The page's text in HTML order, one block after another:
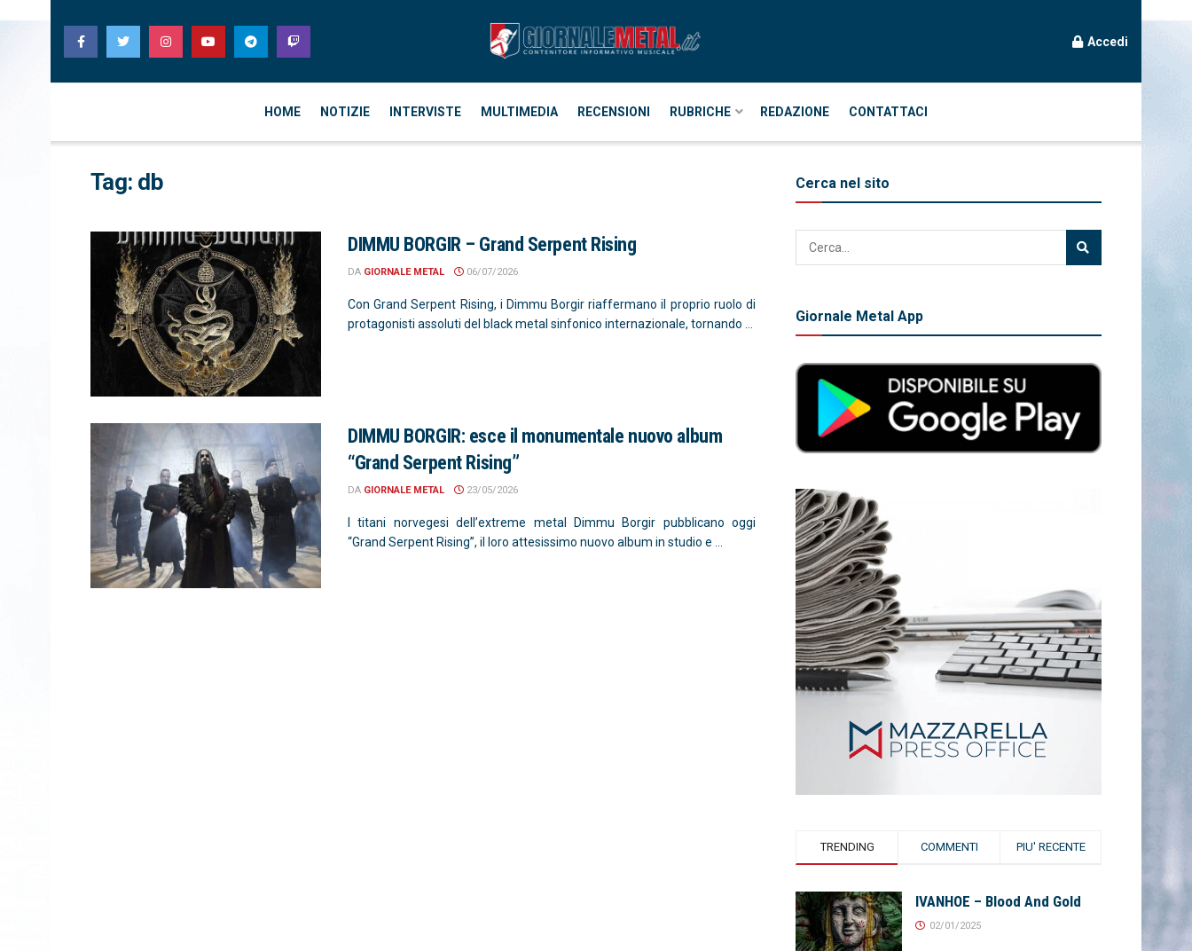
Accedi
HOME NOTIZIE INTERVISTE MULTIMEDIA RECENSIONI RUBRICHE REDAZIONE CONTATTACI
Tag: db
DIMMU BORGIR – Grand Serpent Rising
DA GIORNALE METAL 06/07/2026
Con Grand Serpent Rising, i Dimmu Borgir riaffermano il proprio ruolo di
protagonisti assoluti del black metal sinfonico internazionale, tornando ...
DIMMU BORGIR: esce il monumentale nuovo album
“Grand Serpent Rising”
DA GIORNALE METAL 23/05/2026
I titani norvegesi dell’extreme metal Dimmu Borgir pubblicano oggi
“Grand Serpent Rising”, il loro attesissimo nuovo album in studio e ...
Cerca nel sito
Giornale Metal App
TRENDING COMMENTI PIU' RECENTE
IVANHOE – Blood And Gold
02/01/2025